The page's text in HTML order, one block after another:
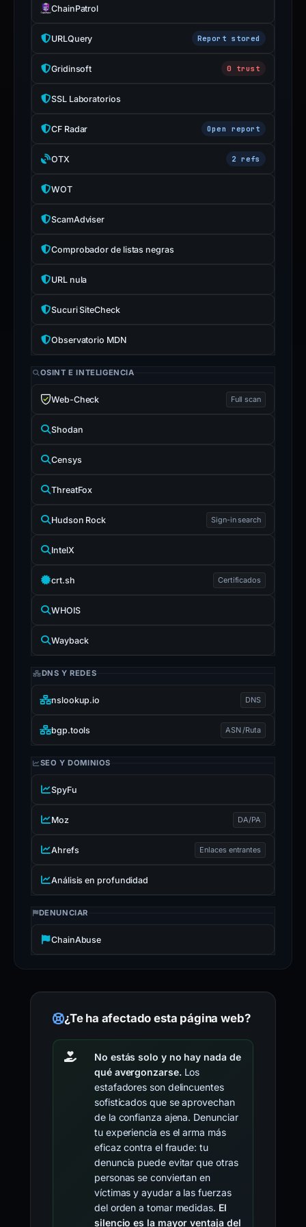
ChainPatrol
URLQuery Report stored
Gridinsoft 0 trust
SSL Laboratorios
CF Radar Open report
OTX 2 refs
WOT
ScamAdviser
Comprobador de listas negras
URL nula
Sucuri SiteCheck
Observatorio MDN
OSINT E INTELIGENCIA
Web-Check Full scan
Shodan
Censys
ThreatFox
Hudson Rock Sign-in search
IntelX
crt.sh Certificados
WHOIS
Wayback
DNS Y REDES
nslookup.io DNS
bgp.tools ASN /Ruta
SEO Y DOMINIOS
SpyFu
Moz DA/PA
Ahrefs Enlaces entrantes
Análisis en profundidad
DENUNCIAR
ChainAbuse
¿Te ha afectado esta página web?
No estás solo y no hay nada de
qué avergonzarse.Los
estafadores son delincuentes
sofisticados que se aprovechan
de la confianza ajena. Denunciar
tu experiencia es el arma más
eficaz contra el fraude: tu
denuncia puede evitar que otras
personas se conviertan en
víctimas y ayudar a las fuerzas
del orden a tomar medidas. El
silencio es la mayor ventaja del